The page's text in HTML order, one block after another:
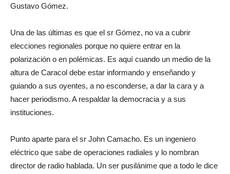
Gustavo Gómez.
Una de las últimas es que el sr Gómez, no va a cubrir
elecciones regionales porque no quiere entrar en la
polarización o en polémicas. Es aquí cuando un medio de la
altura de Caracol debe estar informando y enseñando y
guiando a sus oyentes, a no esconderse, a dar la cara y a
hacer periodismo. A respaldar la democracia y a sus
instituciones.
Punto aparte para el sr John Camacho. Es un ingeniero
eléctrico que sabe de operaciones radiales y lo nombran
director de radio hablada. Un ser pusilánime que a todo le dice